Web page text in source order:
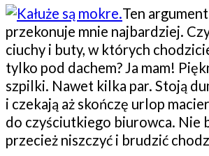
Ten
przekonuje mnie najbardziej.
ciuchy i buty, w których
tylko pod dachem? Ja mam!
szpilki. Nawet kilka par. Stoją
i czekają aż skończę urlop
do czyściutkiego biurowca. Nie
przecież niszczyć i brudzić